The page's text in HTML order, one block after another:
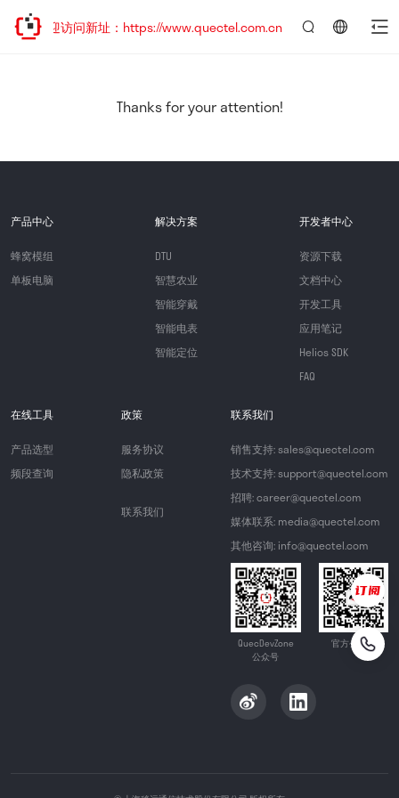
移，欢迎访问新址：https://www.quectel.com.cn
Thanks for your attention!
产品中心
蜂窝模组
单板电脑
解决方案
DTU
智慧农业
智能穿戴
智能电表
智能定位
开发者中心
资源下载
文档中心
开发工具
应用笔记
Helios SDK
FAQ
在线工具
产品选型
频段查询
政策
服务协议
隐私政策
联系我们
联系我们
销售支持: sales@quectel.com
技术支持: support@quectel.com
招聘: career@quectel.com
媒体联系: media@quectel.com
其他咨询: info@quectel.com
QuecDevZone
公众号
官方公众号